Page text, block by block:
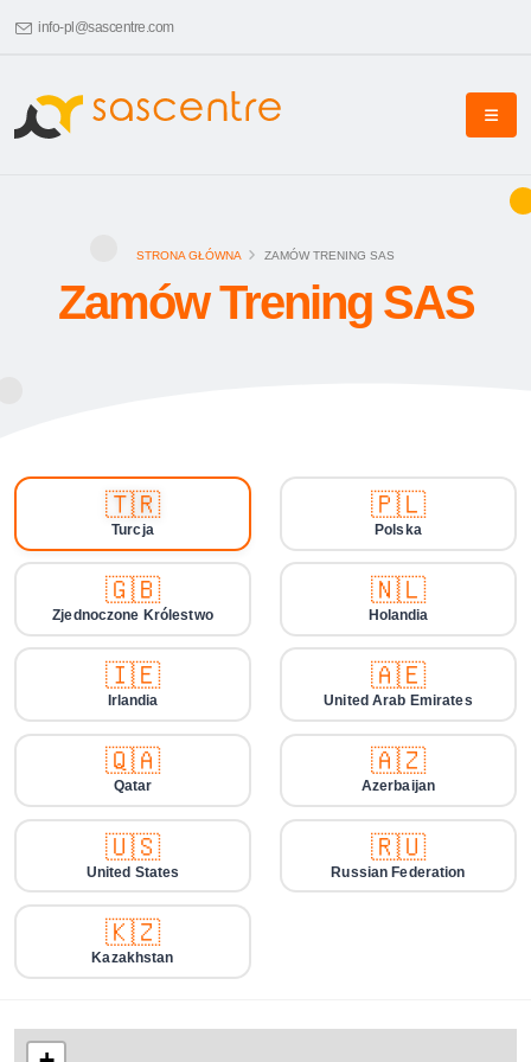
info-pl@sascentre.com
STRONA GŁÓWNA ZAMÓW TRENING SAS
Zamów Trening SAS
🇹🇷
Turcja
🇵🇱
Polska
🇬🇧
Zjednoczone Królestwo
🇳🇱
Holandia
🇮🇪
Irlandia
🇦🇪
United Arab Emirates
🇶🇦
Qatar
🇦🇿
Azerbaijan
🇺🇸
United States
🇷🇺
Russian Federation
🇰🇿
Kazakhstan